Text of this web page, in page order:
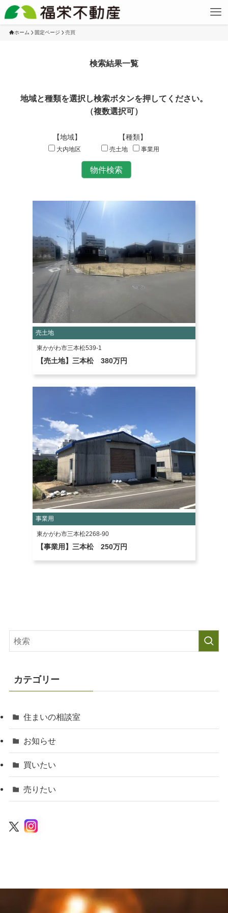
ホーム 固定ページ 売買
検索結果一覧
地域と種類を選択し検索ボタンを押してください。
（複数選択可）
【地域】
大内地区
【種類】
売土地 事業用
売土地
東かがわ市三本松539-1
【売土地】三本松 380万円
事業用
東かがわ市三本松2268-90
【事業用】三本松 250万円
カテゴリー
住まいの相談室
お知らせ
買いたい
売りたい